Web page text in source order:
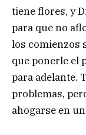
tiene flores, y
para que no
los comienzos
que ponerle el
para adelante.
problemas,
ahogarse en